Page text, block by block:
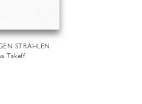
STRAHLEN
Takeff